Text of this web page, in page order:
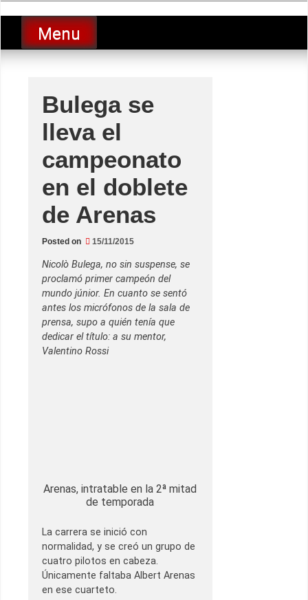
to
contentLucio Lopez GP
luciolopezgp
Menu
Bulega se
lleva el
campeonato
en el doblete
de Arenas
Posted on 15/11/2015
Nicolò Bulega, no sin suspense, se
proclamó primer campeón del
mundo júnior. En cuanto se sentó
antes los micrófonos de la sala de
prensa, supo a quién tenía que
dedicar el título: a su mentor,
Valentino Rossi
Arenas, intratable en la 2ª mitad
de temporada
La carrera se inició con
normalidad, y se creó un grupo de
cuatro pilotos en cabeza.
Únicamente faltaba Albert Arenas
en ese cuarteto.